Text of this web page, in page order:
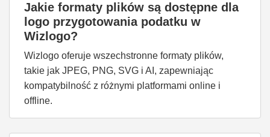
Jakie formaty plików są dostępne dla
logo przygotowania podatku w
Wizlogo?
Wizlogo oferuje wszechstronne formaty plików,
takie jak JPEG, PNG, SVG i AI, zapewniając
kompatybilność z różnymi platformami online i
offline.